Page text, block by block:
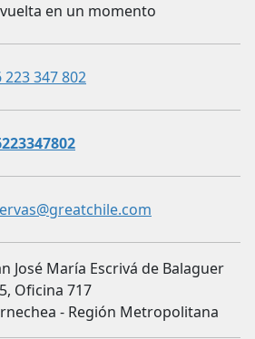
en un momento
223 347 802
José María Escrivá de Balaguer
Oficina 717
- Región Metropolitana